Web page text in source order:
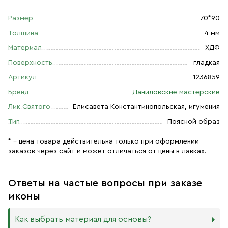
Размер 70*90
Толщина 4 мм
Материал ХДФ
Поверхность гладкая
Артикул 1236859
Бренд Даниловские мастерские
Лик Святого Елисавета Константинопольская, игумения
Тип Поясной образ
* – цена товара действительна только при оформлении
заказов через сайт и может отличаться от цены в лавках.
Ответы на частые вопросы при заказе
иконы
Как выбрать материал для основы?